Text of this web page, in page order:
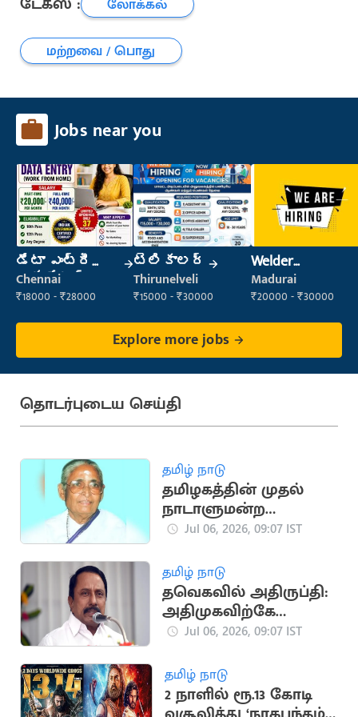
மற்றவை / பொது
Jobs near you
డేటా ఎంట్రీ
ఆపరేటర్
Chennai
₹18000 - ₹28000
టెలికాలర్
Thirunelveli
₹15000 - ₹30000
Welder
(Fabrication)
Madurai
₹20000 - ₹30000
Explore more jobs
தொடர்புடைய செய்தி
தமிழ் நாடு
தமிழகத்தின் முதல்
நாடாளுமன்ற
உறுப்பினர் யார்
Jul 06, 2026, 09:07 IST
தமிழ் நாடு
தவெகவில் அதிருப்தி:
அதிமுகவிற்கே
திரும்பும் முக்கிய
Jul 06, 2026, 09:07 IST
தமிழ் நாடு
2 நாளில் ரூ.13 கோடி